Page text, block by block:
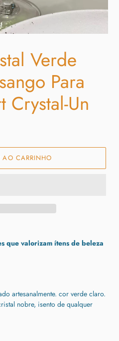
Verde
Para
Crystal-Un
CARRINHO
que valorizam ítens de beleza
artesanalmente. cor verde claro.
nobre, isento de qualquer